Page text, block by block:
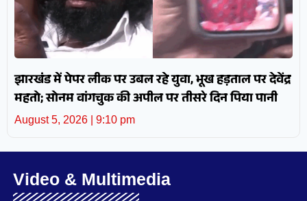
झारखंड में पेपर लीक पर उबल रहे युवा, भूख हड़ताल पर देवेंद्र
महतो; सोनम वांगचुक की अपील पर तीसरे दिन पिया पानी
August 5, 2026 9:10 pm
Video & Multimedia